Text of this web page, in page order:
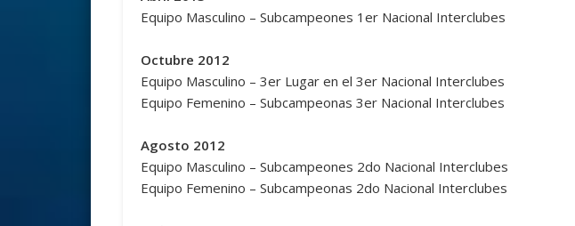
Equipo Masculino – Subcampeones 1er Nacional Interclubes
Octubre 2012
Equipo Masculino – 3er Lugar en el 3er Nacional Interclubes
Equipo Femenino – Subcampeonas 3er Nacional Interclubes
Agosto 2012
Equipo Masculino – Subcampeones 2do Nacional Interclubes
Equipo Femenino – Subcampeonas 2do Nacional Interclubes